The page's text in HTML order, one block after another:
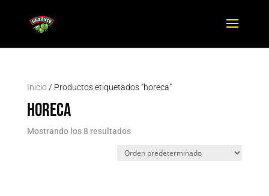
Inicio/ Productos etiquetados “horeca”
horeca
Mostrando los 8 resultados